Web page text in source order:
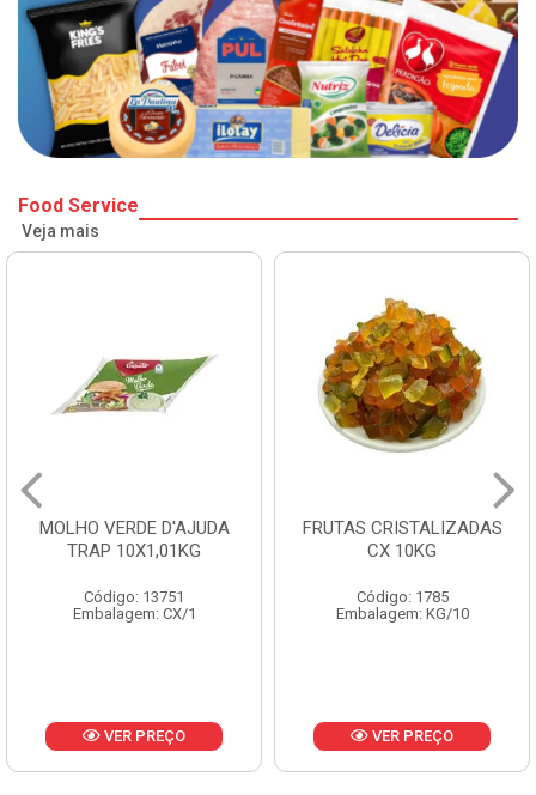
Food Service
Veja mais
MOLHO VERDE D'AJUDA
TRAP 10X1,01KG
Código: 13751
Embalagem: CX/1
VER PREÇO
FRUTAS CRISTALIZADAS
CX 10KG
Código: 1785
Embalagem: KG/10
VER PREÇO